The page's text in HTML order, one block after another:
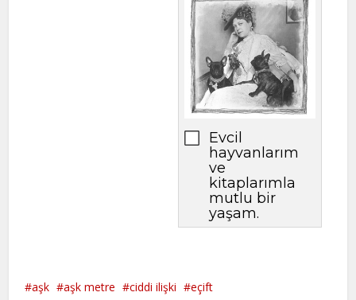
Evcil
hayvanlarım
ve
kitaplarımla
mutlu bir
yaşam.
aşk aşk metre ciddi ilişki eçift